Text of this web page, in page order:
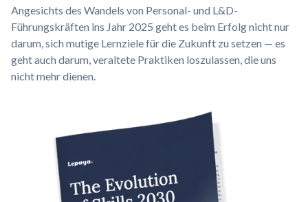
Angesichts des Wandels von Personal- und L&D-
Führungskräften ins Jahr 2025 geht es beim Erfolg nicht nur
darum, sich mutige Lernziele für die Zukunft zu setzen — es
geht auch darum, veraltete Praktiken loszulassen, die uns
nicht mehr dienen.